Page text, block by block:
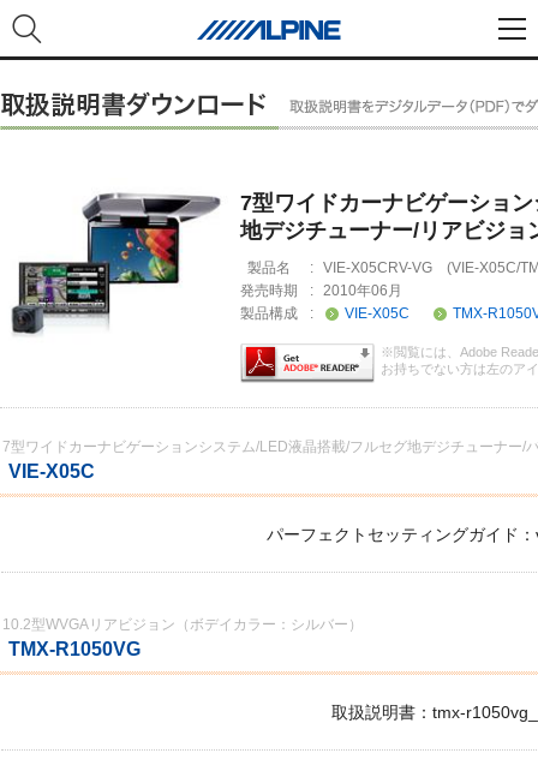
7型ワイドカーナビゲーショ
地デジチューナー/リアビジョ
製品名 : VIE-X05CRV-VG (VIE-X05C/
発売時期
: 2010年06月
製品構成
: VIE-X05C TMX-
※閲覧には、Adobe
お持ちでない方は左のア
7型ワイドカーナビゲーションシステム/LED液晶搭載/フルセグ地デジチューナー/
VIE-X05C
パーフェクトセッティングガイド
10.2型WVGAリアビジョン（ボデイカラー：シルバー）
TMX-R1050VG
取扱説明書：tmx-